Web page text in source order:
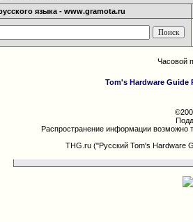
языка - www.gramota.ru
Часовой
Tom's Hardware Guide
Распространение информации возможно
THG.ru ("Русский Tom's Hardware